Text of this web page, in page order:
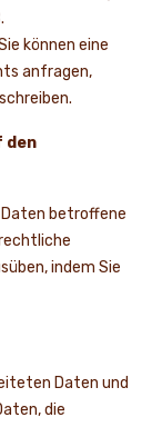
können eine
anfragen,
schreiben.
den
Daten betroffene
indem Sie
Daten und
die